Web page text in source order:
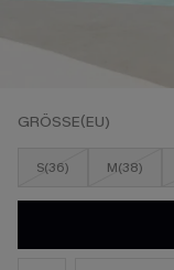
GRÖSSE(EU)
S(36) M(38)